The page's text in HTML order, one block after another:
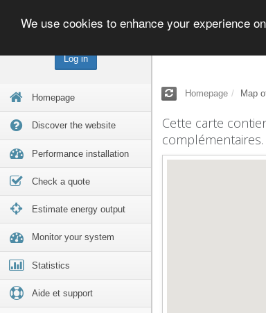
Log in
Homepage
Discover the website
Performance installation
Check a quote
Estimate energy output
Monitor your system
Statistics
Aide et support
We use cookies to enhance your experience
Homepage Map
Cette carte
complémentaires.